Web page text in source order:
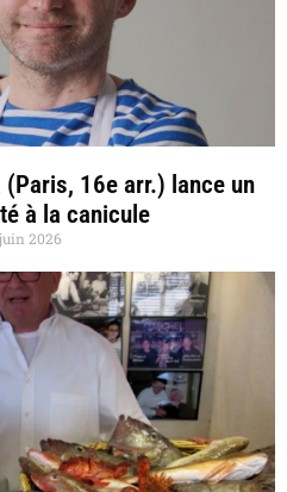
16e arr.) lance un
à la canicule
2026